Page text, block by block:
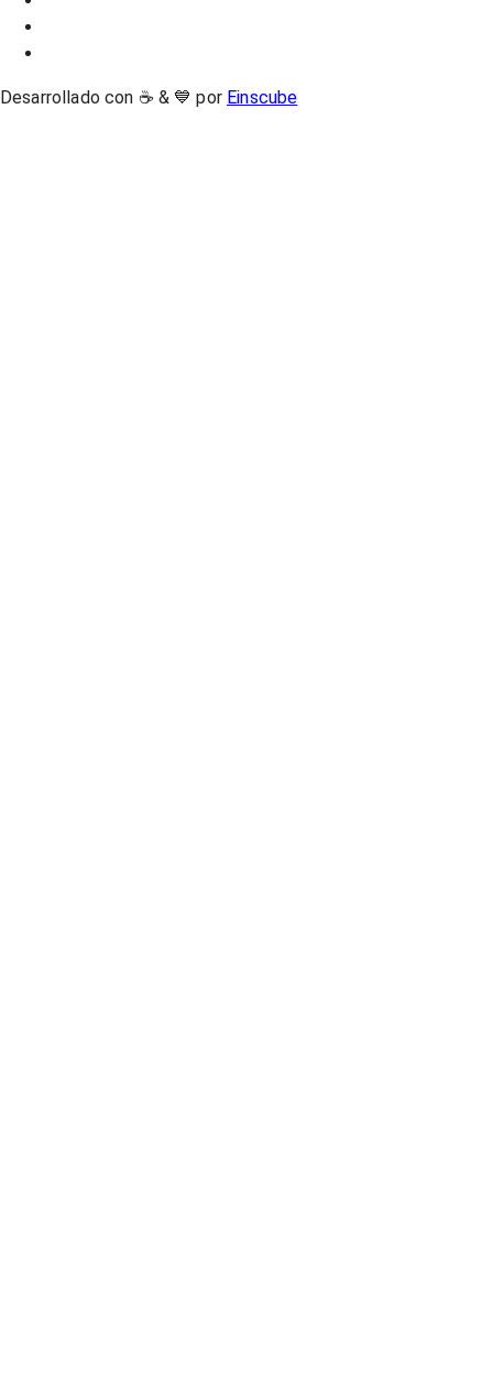
Desarrollado con ☕ & 💙 por Einscube